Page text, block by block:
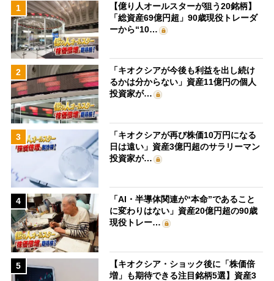
1
【億り人オールスターが狙う20銘柄】
「総資産69億円超」90歳現役トレーダ
ーから“10…
2
「キオクシアが今後も利益を出し続け
るかは分からない」資産11億円の個人
投資家が…
3
「キオクシアが再び株価10万円になる
日は遠い」資産3億円超のサラリーマン
投資家が…
4
「AI・半導体関連が“本命”であること
に変わりはない」資産20億円超の90歳
現役トレー…
5
【キオクシア・ショック後に「株価倍
増」も期待できる注目銘柄5選】資産3